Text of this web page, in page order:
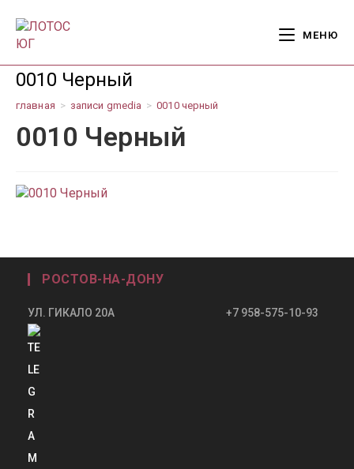
содержимому
МЕНЮ
0010 Черный
главная > записи gmedia > 0010 черный
0010 Черный
РОСТОВ-НА-ДОНУ
УЛ. ГИКАЛО 20А +7 958-575-10-93